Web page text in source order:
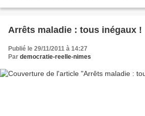
Arrêts maladie : tous inégaux !
Publié le 29/11/2011 à 14:27
Par democratie-reelle-nimes